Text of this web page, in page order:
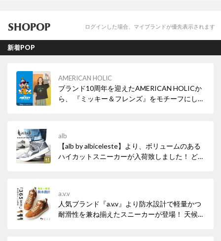
SHOPOP ログインした場合、マイブランドが優先表示されます
新着POP
AMERICAN HOLIC
ブランド10周年を迎えたAMERICAN HOLICか
ら、 『ミッキー＆フレンズ』をモチーフにした
あしらったデザインにも注目です♪
alb
【alb by albiceleste】より、ボリュームのある
ハイカットスニーカーが入荷致しました！ どん
a.v.v
人気ブランド『a.v.v』より防水設計で軽量かつ
耐滑性を兼ね揃えたスニーカーが登場！ 天候を